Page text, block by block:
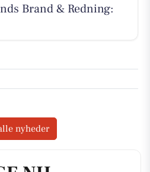
Brand & Redning:
nyheder